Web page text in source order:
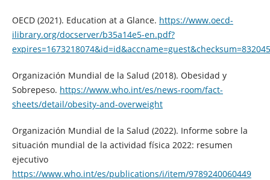
OECD (2021). Education at a Glance. https://www.oecd-
ilibrary.org/docserver/b35a14e5-en.pdf?
Organización Mundial de la Salud (2018). Obesidad y
Sobrepeso. https://www.who.int/es/news-room/fact-
sheets/detail/obesity-and-overweight
Organización Mundial de la Salud (2022). Informe sobre la
situación mundial de la actividad física 2022: resumen
ejecutivo
https://www.who.int/es/publications/i/item/9789240060449